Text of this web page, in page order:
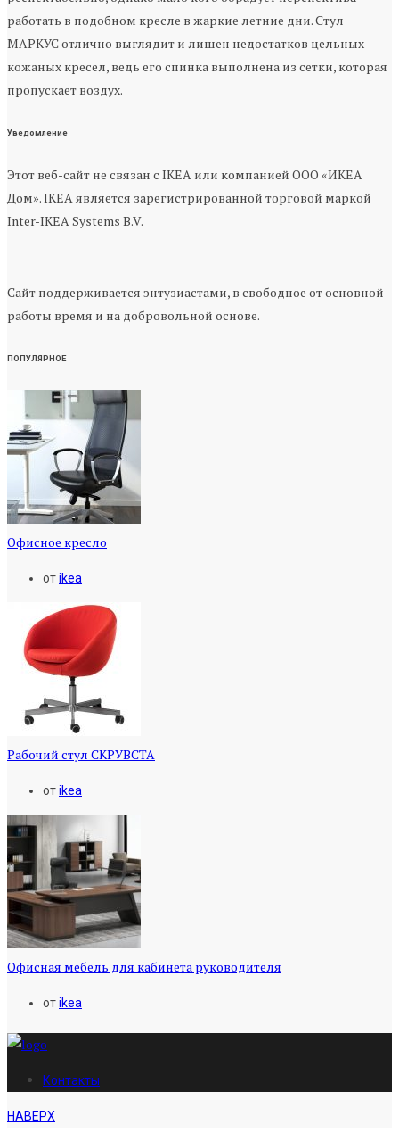
работать в подобном кресле в жаркие летние дни. Стул
МАРКУС отлично выглядит и лишен недостатков цельных
кожаных кресел, ведь его спинка выполнена из сетки, которая
пропускает воздух.
Уведомление
Этот веб-сайт не связан с IKEA или компанией ООО «ИКЕА
Дом». IKEA является зарегистрированной торговой маркой
Inter-IKEA Systems B.V.
Сайт поддерживается энтузиастами, в свободное от основной
работы время и на добровольной основе.
ПОПУЛЯРНОЕ
Офисное кресло
отikea
Рабочий стул СКРУВСТА
отikea
Офисная мебель для кабинета руководителя
отikea
Контакты
НАВЕРХ